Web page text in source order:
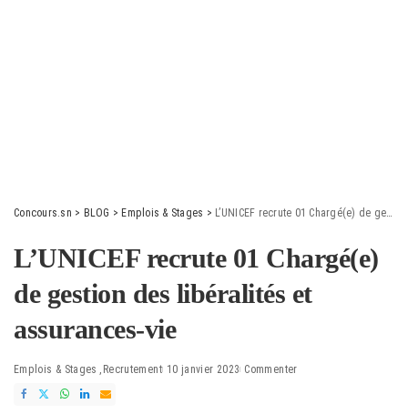
Concours.sn > BLOG > Emplois & Stages > L’UNICEF recrute 01 Chargé(e) de gestion des libéralités et assurances-vie
L’UNICEF recrute 01 Chargé(e)
de gestion des libéralités et
assurances-vie
Emplois & Stages Recrutement 10 janvier 2023 Commenter